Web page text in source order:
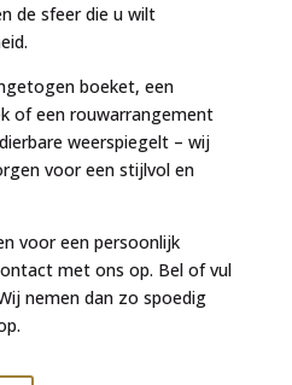
de sfeer die u wilt
boeket, een
of een rouwarrangement
weerspiegelt – wij
voor een stijlvol en
voor een persoonlijk
met ons op. Bel of vul
nemen dan zo spoedig